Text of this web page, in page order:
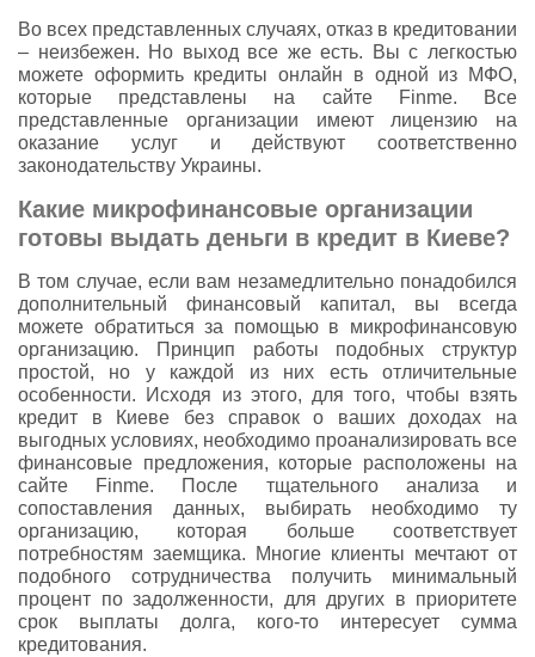
Во всех представленных случаях, отказ в кредитовании
– неизбежен. Но выход все же есть. Вы с легкостью
можете оформить кредиты онлайн в одной из МФО,
которые представлены на сайте Finme. Все
представленные организации имеют лицензию на
оказание услуг и действуют соответственно
законодательству Украины.
Какие микрофинансовые организации
готовы выдать деньги в кредит в Киеве?
В том случае, если вам незамедлительно понадобился
дополнительный финансовый капитал, вы всегда
можете обратиться за помощью в микрофинансовую
организацию. Принцип работы подобных структур
простой, но у каждой из них есть отличительные
особенности. Исходя из этого, для того, чтобы взять
кредит в Киеве без справок о ваших доходах на
выгодных условиях, необходимо проанализировать все
финансовые предложения, которые расположены на
сайте Finme. После тщательного анализа и
сопоставления данных, выбирать необходимо ту
организацию, которая больше соответствует
потребностям заемщика. Многие клиенты мечтают от
подобного сотрудничества получить минимальный
процент по задолженности, для других в приоритете
срок выплаты долга, кого-то интересует сумма
кредитования.